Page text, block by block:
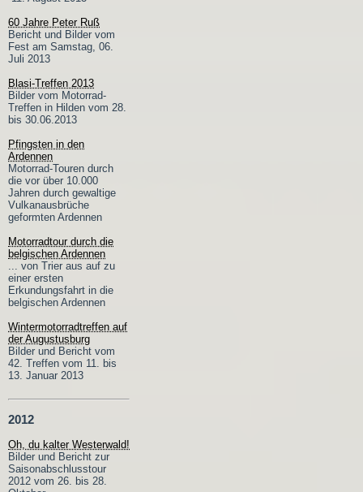
60 Jahre Peter Ruß
Bericht und Bilder vom
Fest am Samstag, 06.
Juli 2013
Blasi-Treffen 2013
Bilder vom Motorrad-
Treffen in Hilden vom 28.
bis 30.06.2013
Pfingsten in den
Ardennen
Motorrad-Touren durch
die vor über 10.000
Jahren durch gewaltige
Vulkanausbrüche
geformten Ardennen
Motorradtour durch die
belgischen Ardennen
... von Trier aus auf zu
einer ersten
Erkundungsfahrt in die
belgischen Ardennen
Wintermotorradtreffen auf
der Augustusburg
Bilder und Bericht vom
42. Treffen vom 11. bis
13. Januar 2013
2012
Oh, du kalter Westerwald!
Bilder und Bericht zur
Saisonabschlusstour
2012 vom 26. bis 28.